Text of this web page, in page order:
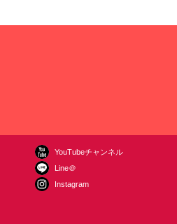
YouTubeチャンネル
Line＠
Instagram